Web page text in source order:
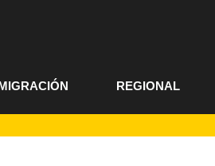
REGIONAL